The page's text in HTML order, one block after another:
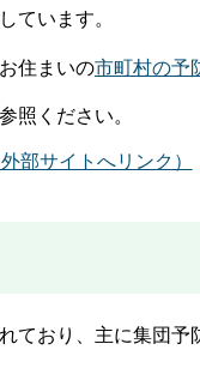
ています。
住まいの市町村の予
照ください。
部サイトへリンク）
ており、主に集団